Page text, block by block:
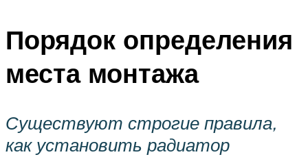
Порядок определения
места монтажа
Существуют строгие правила,
как установить радиатор